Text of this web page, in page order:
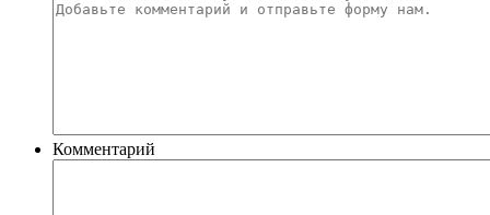
Комментарий